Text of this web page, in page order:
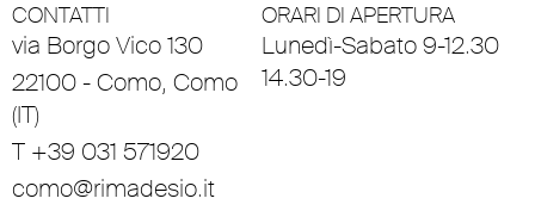
CONTATTI
via Borgo Vico 130
22100 - Como, Como
(IT)
T +39 031 571920
como@rimadesio.it
ORARI DI APERTURA
Lunedì-Sabato 9-12.30
14.30-19